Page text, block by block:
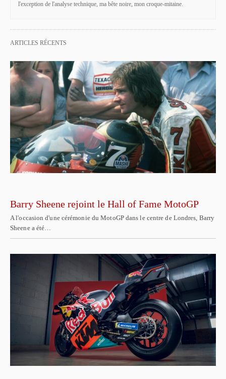
l'exception de l'analyse technique, ma bête noire, mon croque-mitaine.
ARTICLES RÉCENTS
Barry Sheene rejoint le Hall of Fame MotoGP
A l'occasion d'une cérémonie du MotoGP dans le centre de Londres, Barry
Sheene a été…